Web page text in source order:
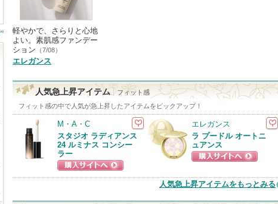
軽やかで、さらりと心地
よい。素肌感ファンデー
ション （7/08）
エレガンス
人気急上昇アイテム
フィット感
フィット感の中で人気が急上昇したアイテムをピックアップ！
M・A・C
スタジオ ラディアンス
24 ルミナス コンシー
ラー
ショッピングサイ
エレガンス
ラ プードル オートニ
ュアンス
トへ
人気急上昇アイテムをもっとみる